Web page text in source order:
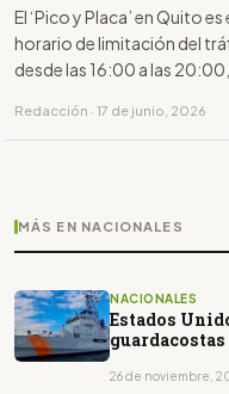
El ‘Pico y Placa’ en Quito
horario de limitación del
desde las 16:00 a las
Redacción · 17 de junio, 2026
MÁS EN NACIONALES
NACIONALES
Estados
guardacostas
26 de noviembre,